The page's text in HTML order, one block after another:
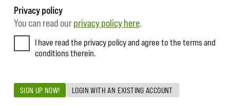
Privacy policy
You can read ourprivacy policy here.
I have read the privacy policy and agree to the terms and
conditions therein.
SIGN UP NOW! LOGIN WITH AN EXISTING ACCOUNT